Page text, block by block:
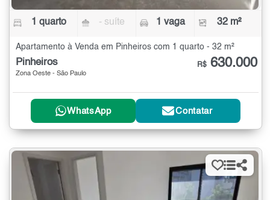
1 quarto - suíte 1 vaga 32 m²
Apartamento à Venda em Pinheiros com 1 quarto - 32 m²
Pinheiros
Zona Oeste - São Paulo
R$ 630.000
WhatsApp Contatar